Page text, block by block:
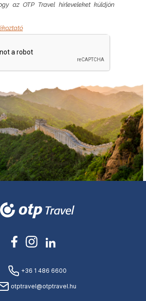
az OTP Travel hírleveleket küldjön
+36 1 486 6600
otptravel@otptravel.hu